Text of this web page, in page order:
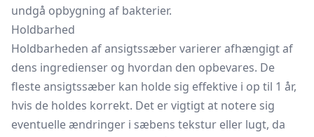
undgå opbygning af bakterier.
Holdbarhed
Holdbarheden af ansigtssæber varierer afhængigt af
dens ingredienser og hvordan den opbevares. De
fleste ansigtssæber kan holde sig effektive i op til 1 år,
hvis de holdes korrekt. Det er vigtigt at notere sig
eventuelle ændringer i sæbens tekstur eller lugt, da